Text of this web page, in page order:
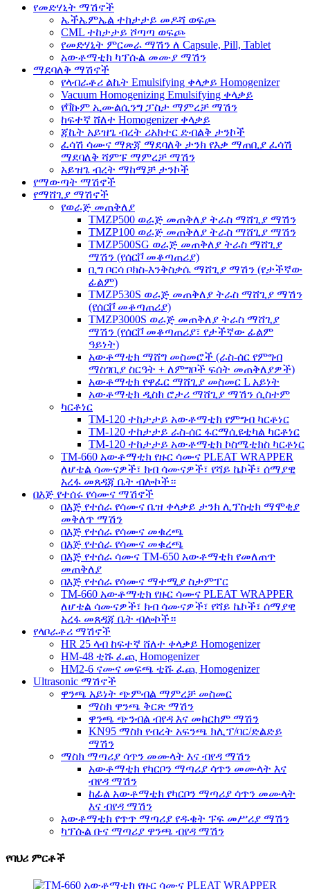
የመድሃኒት ማሽኖች
ኤችኤምኤል ተከታታይ መዶሻ ወፍጮ
CML ተከታታይ ሾጣጣ ወፍጮ
የመድሃኒት ምርመራ ማሽን ለ Capsule, Pill, Tablet
አውቶማቲክ ካፕሱል መሙያ ማሽን
ማደባለቅ ማሽኖች
የላብራቶሪ ልኬት Emulsifying ቀላቃይ Homogenizer
Vacuum Homogenizing Emulsifying ቀላቃይ
የቫኩም ኢሙልሲንግ ፓስታ ማምረቻ ማሽን
ከፍተኛ ሸለተ Homogenizer ቀላቃይ
ጃኬት አይዝጌ ብረት ሪአክተር ድብልቅ ታንኮች
ፈሳሽ ሳሙና ማጽጃ ማደባለቅ ታንክ የእቃ ማጠቢያ ፈሳሽ
ማደባለቅ ሻምፑ ማምረቻ ማሽን
አይዝጌ ብረት ማከማቻ ታንኮች
የማውጣት ማሽኖች
የማሸጊያ ማሽኖች
የወራጅ መጠቅለያ
TMZP500 ወራጅ መጠቅለያ ትራስ ማሸጊያ ማሽን
TMZP100 ወራጅ መጠቅለያ ትራስ ማሸጊያ ማሽን
TMZP500SG ወራጅ መጠቅለያ ትራስ ማሸጊያ
ማሽን (የሰርቮ መቆጣጠሪያ)
ቢግ ቦርሳ ቦክስ-እንቅስቃሴ ማሸጊያ ማሽን (የታችኛው
ፊልም)
TMZP530S ወራጅ መጠቅለያ ትራስ ማሸጊያ ማሽን
(የሰርቮ መቆጣጠሪያ)
TMZP3000S ወራጅ መጠቅለያ ትራስ ማሸጊያ
ማሽን (የሰርቮ መቆጣጠሪያ፣ የታችኛው ፊልም
ዓይነት)
አውቶማቲክ ማሸግ መስመሮች (ራስ-ሰር የምግብ
ማስገቢያ ስርዓት + ለምግቦች ፍሰት መጠቅለያዎች)
አውቶማቲክ የዋፈር ማሸጊያ መስመር L አይነት
አውቶማቲክ ዲስክ ሮታሪ ማሸጊያ ማሽን ሲስተም
ካርቶነር
TM-120 ተከታታይ አውቶማቲክ የምግብ ካርቶነር
TM-120 ተከታታይ ራስ-ሰር ፋርማሲዩቲካል ካርቶነር
TM-120 ተከታታይ አውቶማቲክ ኮስሜቲክስ ካርቶነር
TM-660 አውቶማቲክ የዙር ሳሙና PLEAT WRAPPER
ለሆቴል ሳሙናዎች፣ ክብ ሳሙናዎች፣ የሻይ ኬኮች፣ ሰማያዊ
አረፋ መጸዳጃ ቤት ብሎኮች።
በእጅ የተሰሩ የሳሙና ማሽኖች
በእጅ የተሰራ የሳሙና ቤዝ ቀላቃይ ታንክ ሊፕስቲክ ማሞቂያ
መቅለጥ ማሽን
በእጅ የተሰራ የሳሙና መቁረጫ
በእጅ የተሰራ የሳሙና መቁረጫ
በእጅ የተሰራ ሳሙና TM-650 አውቶማቲክ የመለጠጥ
መጠቅለያ
በእጅ የተሰራ የሳሙና ማተሚያ ስታምፐር
TM-660 አውቶማቲክ የዙር ሳሙና PLEAT WRAPPER
ለሆቴል ሳሙናዎች፣ ክብ ሳሙናዎች፣ የሻይ ኬኮች፣ ሰማያዊ
አረፋ መጸዳጃ ቤት ብሎኮች።
የላቦራቶሪ ማሽኖች
HR 25 ላብ ከፍተኛ ሸለተ ቀላቃይ Homogenizer
HM-48 ቲሹ ፈጪ Homogenizer
HM2-6 ናሙና መፍጫ ቲሹ ፈጪ Homogenizer
Ultrasonic ማሽኖች
ዋንጫ አይነት ጭምብል ማምረቻ መስመር
ማስክ ዋንጫ ቅርጽ ማሽን
ዋንጫ ጭንብል ብየዳ እና መከርከም ማሽን
KN95 ማስክ የብረት አፍንጫ ክሊፕ/ባር/ድልድይ
ማሽን
ማስክ ማጣሪያ ሳጥን መሙላት እና ብየዳ ማሽን
አውቶማቲክ የካርቦን ማጣሪያ ሳጥን መሙላት እና
ብየዳ ማሽን
ከፊል አውቶማቲክ የካርቦን ማጣሪያ ሳጥን መሙላት
እና ብየዳ ማሽን
አውቶማቲክ የጥጥ ማጣሪያ የዱቄት ፑፍ መሥሪያ ማሽን
ካፕሱል ቡና ማጣሪያ ዋንጫ ብየዳ ማሽን
የባህሪ ምርቶች